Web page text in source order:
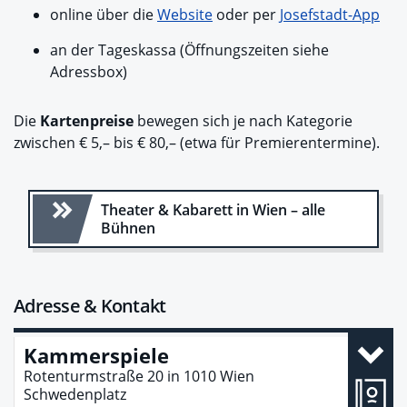
online über dieWebsite oder per Josefstadt-App
an der Tageskassa (Öffnungszeiten siehe
Adressbox)
Die Kartenpreise bewegen sich je nach Kategorie
zwischen € 5,– bis € 80,– (etwa für Premierentermine).
Theater & Kabarett in Wien – alle
Bühnen
Adresse & Kontakt
Kammerspiele
Rotenturmstraße 20 in 1010Wien
Schwedenplatz